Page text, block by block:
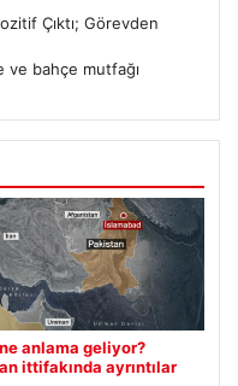
Çıktı; Görevden
ve bahçe mutfağı
anlama geliyor?
ittifakında ayrıntılar